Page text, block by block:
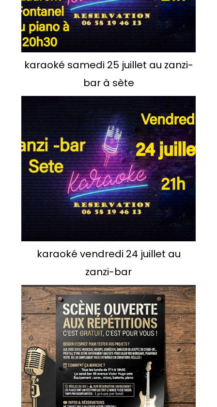
karaoké samedi 25 juillet au zanzi-
bar à sète
karaoké vendredi 24 juillet au
zanzi-bar